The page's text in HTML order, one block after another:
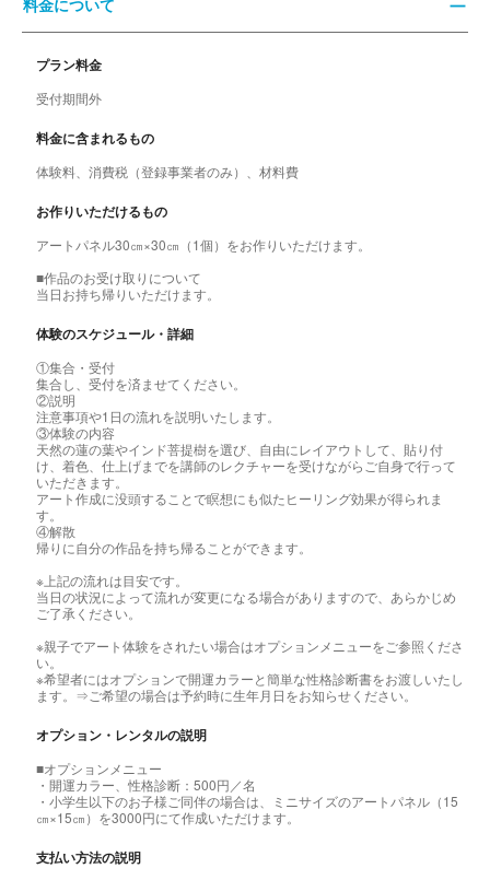
料金について
プラン料金
受付期間外
料金に含まれるもの
体験料、消費税（登録事業者のみ）、材料費
お作りいただけるもの
アートパネル30㎝×30㎝（1個）をお作りいただけます。
■作品のお受け取りについて
当日お持ち帰りいただけます。
体験のスケジュール・詳細
①集合・受付
集合し、受付を済ませてください。
②説明
注意事項や1日の流れを説明いたします。
③体験の内容
天然の蓮の葉やインド菩提樹を選び、自由にレイアウトして、貼り付
け、着色、仕上げまでを講師のレクチャーを受けながらご自身で行って
いただきます。
アート作成に没頭することで瞑想にも似たヒーリング効果が得られま
す。
④解散
帰りに自分の作品を持ち帰ることができます。
※上記の流れは目安です。
当日の状況によって流れが変更になる場合がありますので、あらかじめ
ご了承ください。
※親子でアート体験をされたい場合はオプションメニューをご参照くださ
い。
※希望者にはオプションで開運カラーと簡単な性格診断書をお渡しいたし
ます。⇒ご希望の場合は予約時に生年月日をお知らせください。
オプション・レンタルの説明
■オプションメニュー
・開運カラー、性格診断：500円／名
・小学生以下のお子様ご同伴の場合は、ミニサイズのアートパネル（15
㎝×15㎝）を3000円にて作成いただけます。
支払い方法の説明